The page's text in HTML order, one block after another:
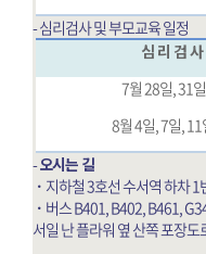
- 심리검사 및 부모교육 일정
심 리 검 사
7월 28일, 31
8월 4일, 7일,
-오시는 길
ㆍ 지하철 3호선 수서역 하차
ㆍ 버스 B401, B402, B461,
서일 난 플라워 옆 산쪽 포장